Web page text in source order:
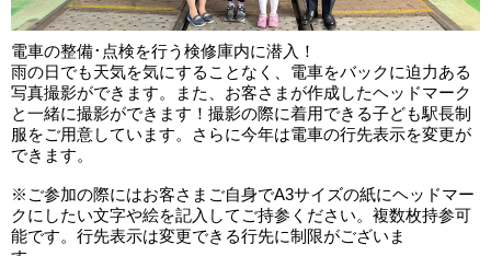
電車の整備･点検を行う検修庫内に潜入！
雨の日でも天気を気にすることなく、電車をバックに迫力ある
写真撮影ができます。また、お客さまが作成したヘッドマーク
と一緒に撮影ができます！撮影の際に着用できる子ども駅長制
服をご用意しています。さらに今年は電車の行先表示を変更が
できます。
※ご参加の際にはお客さまご自身でA3サイズの紙にヘッドマー
クにしたい文字や絵を記入してご持参ください。複数枚持参可
能です。行先表示は変更できる行先に制限がございま